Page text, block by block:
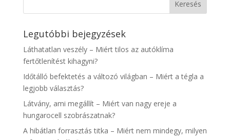
Legutóbbi bejegyzések
Láthatatlan veszély – Miért tilos az autóklíma
fertőtlenítést kihagyni?
Időtálló befektetés a változó világban – Miért a tégla a
legjobb választás?
Látvány, ami megállít – Miért van nagy ereje a
hungarocell szobrászatnak?
A hibátlan forrasztás titka – Miért nem mindegy, milyen